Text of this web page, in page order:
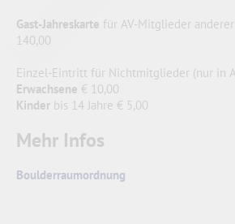
Gast-Jahreskarte für AV-Mitglieder
140,00
Einzel-Eintritt für Nichtmitglieder (nur in
Erwachsene € 10,00
Kinder bis 14 Jahre € 5,00
Mehr Infos
Boulderraumordnung